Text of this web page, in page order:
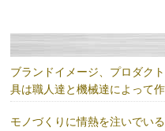
ブランドイメージ、プロダク
具は職人達と機械達によって
モノづくりに情熱を注いでい